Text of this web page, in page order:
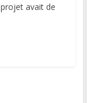
avait de